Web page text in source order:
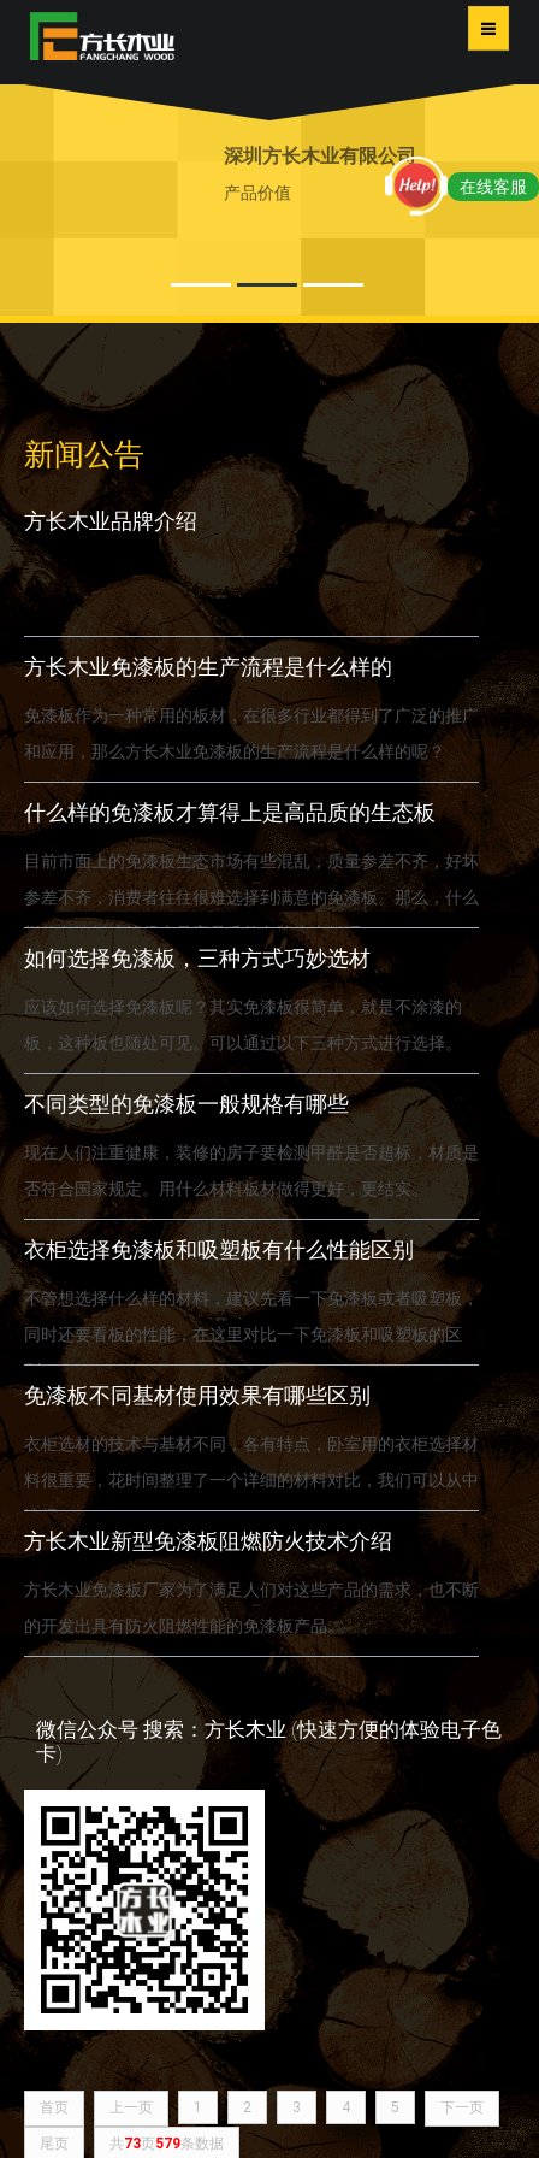
评价
新闻
联系我们
深圳方长木业有限公司
新闻公告
方长木业品牌介绍
方长木业免漆板的生产流程是什么样的
免漆板作为一种常用的板材，在很多行业都得到了广泛的推广
和应用，那么方长木业免漆板的生产流程是什么样的呢？
什么样的免漆板才算得上是高品质的生态板
目前市面上的免漆板生态市场有些混乱，质量参差不齐，好坏
参差不齐，消费者往往很难选择到满意的免漆板。那么，什么
样的免漆板才算得上是高品质的免漆生态板呢？
如何选择免漆板，三种方式巧妙选材
应该如何选择免漆板呢？其实免漆板很简单，就是不涂漆的
板，这种板也随处可见。可以通过以下三种方式进行选择。
不同类型的免漆板一般规格有哪些
现在人们注重健康，装修的房子要检测甲醛是否超标，材质是
否符合国家规定。用什么材料板材做得更好，更结实。
衣柜选择免漆板和吸塑板有什么性能区别
不管想选择什么样的材料，建议先看一下免漆板或者吸塑板，
同时还要看板的性能，在这里对比一下免漆板和吸塑板的区
别。
免漆板不同基材使用效果有哪些区别
衣柜选材的技术与基材不同，各有特点，卧室用的衣柜选择材
料很重要，花时间整理了一个详细的材料对比，我们可以从中
选择。
方长木业新型免漆板阻燃防火技术介绍
方长木业免漆板厂家为了满足人们对这些产品的需求，也不断
的开发出具有防火阻燃性能的免漆板产品。
微信公众号 搜索：方长木业 (快速方便的体验电子色
卡)
首页 上一页 1 2 3 4 5 下一页
尾页 共73页579条数据
在线客服